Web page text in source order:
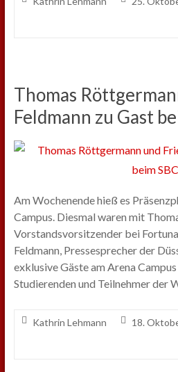
Thomas
Feldmann zu Gast
Am Wochenende hieß es
Campus. Diesmal waren mit
Vorstandsvorsitzender bei
Feldmann, Pressesprecher der
exklusive Gäste am Arena
Studierenden und Teilnehmer der
Kathrin Lehmann 18.